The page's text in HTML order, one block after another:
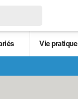
Vie pratique